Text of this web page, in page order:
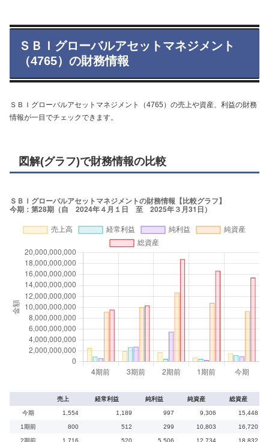
ＳＢＩグローバルアセットマネジメント
（4765）の財務情報
ＳＢＩグローバルアセットマネジメント（4765）の売上や資産、利益の財務
情報が一目でチェックできます。
図解(グラフ)で財務情報の比較
売上 経常利益 純利益 純資産 総資産
今期 1,554 1,189 997 9,306 15,448
1期前 800 512 299 10,803 16,720
2期前 1,716 520 5,506 12,734 18,832